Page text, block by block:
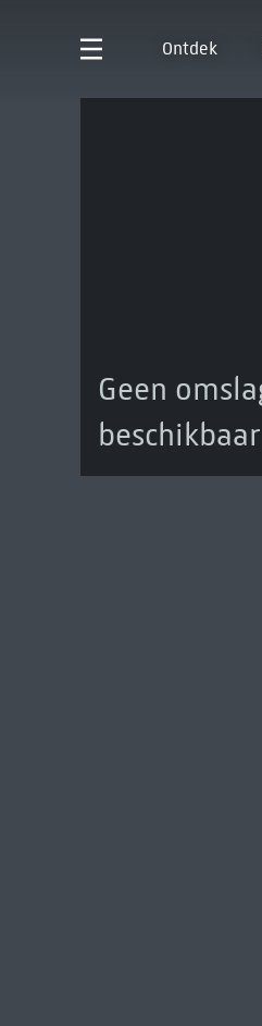
Ontdek
Geen
beschikbaar